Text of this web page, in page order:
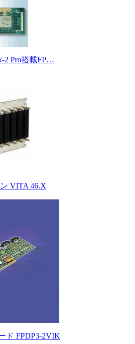
2 Pro搭載FP…
VITA 46.X
ド FPDP3-2VIK